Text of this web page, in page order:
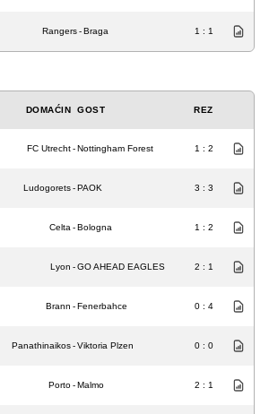
Rangers-Braga 1 : 1
DOMAĆIN GOST REZ
FC Utrecht-Nottingham Forest 1 : 2
Ludogorets-PAOK 3 : 3
Celta -Bologna 1 : 2
Lyon -GO AHEAD EAGLES 2 : 1
Brann -Fenerbahce 0 : 4
Panathinaikos-Viktoria Plzen 0 : 0
Porto-Malmo 2 : 1